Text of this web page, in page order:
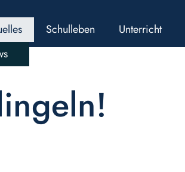
Schulleben Unterricht